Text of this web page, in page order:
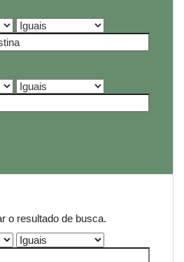
o resultado de busca.